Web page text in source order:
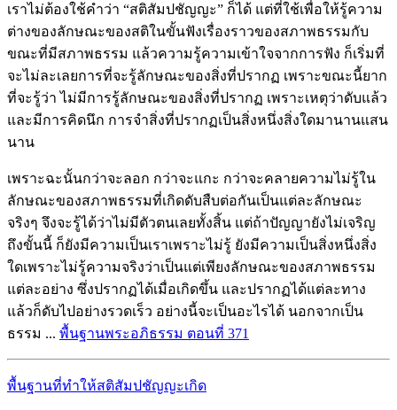
เราไม่ต้องใช้คำว่า “สติสัมปชัญญะ” ก็ได้ แต่ที่ใช้เพื่อให้รู้ความ
ต่างของลักษณะของสติในขั้นฟังเรื่องราวของสภาพธรรมกับ
ขณะที่มีสภาพธรรม แล้วความรู้ความเข้าใจจากการฟัง ก็เริ่มที่
จะไม่ละเลยการที่จะรู้ลักษณะของสิ่งที่ปรากฏ เพราะขณะนี้ยาก
ที่จะรู้ว่า ไม่มีการรู้ลักษณะของสิ่งที่ปรากฏ เพราะเหตุว่าดับแล้ว
และมีการคิดนึก การจำสิ่งที่ปรากฏเป็นสิ่งหนึ่งสิ่งใดมานานแสน
นาน
เพราะฉะนั้นกว่าจะลอก กว่าจะแกะ กว่าจะคลายความไม่รู้ใน
ลักษณะของสภาพธรรมที่เกิดดับสืบต่อกันเป็นแต่ละลักษณะ
จริงๆ จึงจะรู้ได้ว่าไม่มีตัวตนเลยทั้งสิ้น แต่ถ้าปัญญายังไม่เจริญ
ถึงขั้นนี้ ก็ยังมีความเป็นเราเพราะไม่รู้ ยังมีความเป็นสิ่งหนึ่งสิ่ง
ใดเพราะไม่รู้ความจริงว่าเป็นแต่เพียงลักษณะของสภาพธรรม
แต่ละอย่าง ซึ่งปรากฏได้เมื่อเกิดขึ้น และปรากฏได้แต่ละทาง
แล้วก็ดับไปอย่างรวดเร็ว อย่างนี้จะเป็นอะไรได้ นอกจากเป็น
ธรรม ... พื้นฐานพระอภิธรรม ตอนที่ 371
พื้นฐานที่ทำให้สติสัมปชัญญะเกิด